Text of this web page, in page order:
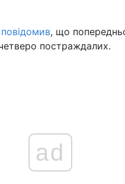
повідомив, що
постраждалих.
ad